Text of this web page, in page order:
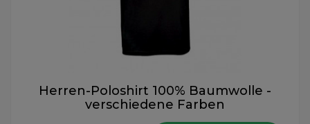
Herren-Poloshirt 100% Baumwolle -
verschiedene Farben